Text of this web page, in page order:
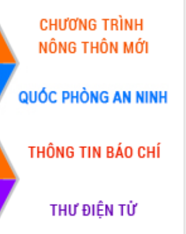
tại Trung
xã Ea
đồng
doanh nghiệp
phấn
thôn
nông
bứt phá
lập hồ sơ
dữ liệu đất
tiến
số tại Đắk
công tác
tử